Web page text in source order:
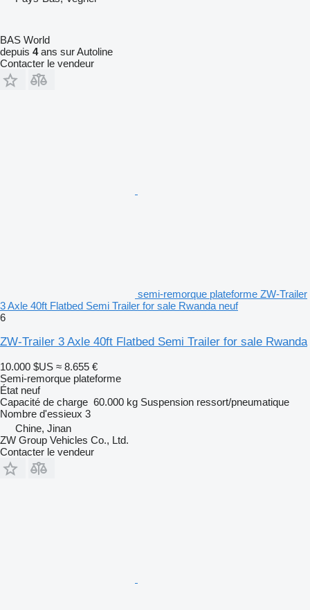
BAS World
depuis 4ans sur Autoline
Contacter le vendeur
semi-remorque plateforme ZW-Trailer
3 Axle 40ft Flatbed Semi Trailer for sale Rwanda neuf
6
ZW-Trailer 3 Axle 40ft Flatbed Semi Trailer for sale Rwanda
10.000 $US ≈ 8.655 €
Semi-remorque plateforme
État neuf
Capacité de charge 60.000 kg Suspension ressort/pneumatique
Nombre d'essieux 3
Chine, Jinan
ZW Group Vehicles Co., Ltd.
Contacter le vendeur